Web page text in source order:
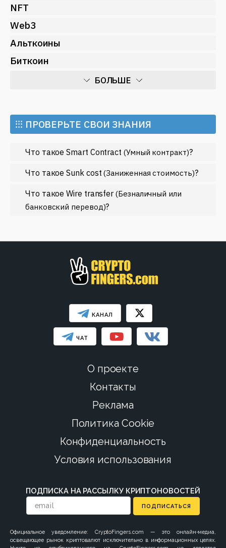
NFT
Web3
Альткоины
Биткоин
БОЛЬШЕ
Майнинг
Метавселенные
Регулирование
Рынок и события
Экономика
Эфириум
⁝⁝⁝ ПРОВЕРЬТЕ СВОИ ЗНАНИЯ
Что такое Smart Contract (Умный контракт)?
Что такое Sunk cost(Заниженная стоимость)?
Что такое Wire transfer(Безналичный или
банковский перевод)?
КАНАЛ
ЧАТ
О проекте
Контакты
Реклама
Политика Cookie
Конфиденциальность
Условия использования
ПОДПИСКА НА РАССЫЛКУ КРИПТОНОВОСТЕЙ
ПОДПИСАТЬСЯ
Официальное уведомление: CryptoFingers.com — это онлайн-медиа,
освещающее рынок криптовалют исключительно в информационных целях.